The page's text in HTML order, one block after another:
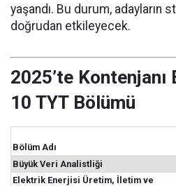
yaşandı. Bu durum, adayların
doğrudan etkileyecek.
2025’te Kontenjanı
10 TYT Bölümü
Bölüm Adı
Büyük Veri Analistliği
Elektrik Enerjisi Üretim, İletim ve